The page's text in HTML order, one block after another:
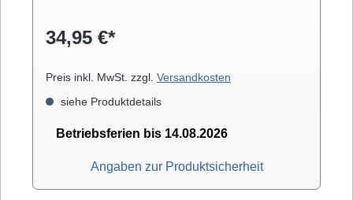
34,95 €*
Preis inkl. MwSt. zzgl. Versandkosten
siehe Produktdetails
Betriebsferien bis 14.08.2026
Angaben zur Produktsicherheit